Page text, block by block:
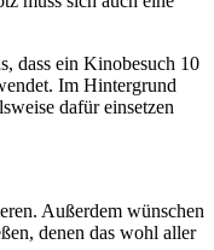
dass ein Kinobesuch 10
Im Hintergrund
dafür einsetzen
Außerdem wünschen
denen das wohl aller